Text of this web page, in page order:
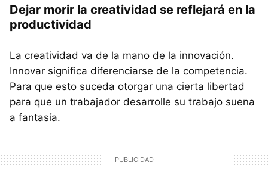
Dejar morir la creatividad se reflejará en la
productividad
La creatividad va de la mano de la innovación.
Innovar significa diferenciarse de la competencia.
Para que esto suceda otorgar una cierta libertad
para que un trabajador desarrolle su trabajo suena
a fantasía.